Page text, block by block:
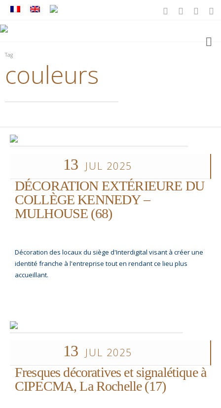
Tag
couleurs
13 JUL 2025
DÉCORATION EXTÉRIEURE DU
COLLÈGE KENNEDY –
MULHOUSE (68)
Décoration des locaux du siège d'Interdigital visant à créer une
identité franche à l'entreprise tout en rendant ce lieu plus
accueillant.
13 JUL 2025
Fresques décoratives et signalétique à
CIPECMA, La Rochelle (17)